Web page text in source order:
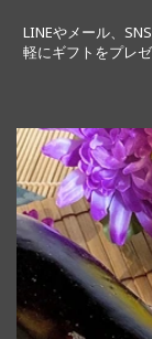
LINEやメール、
軽にギフトをプレ